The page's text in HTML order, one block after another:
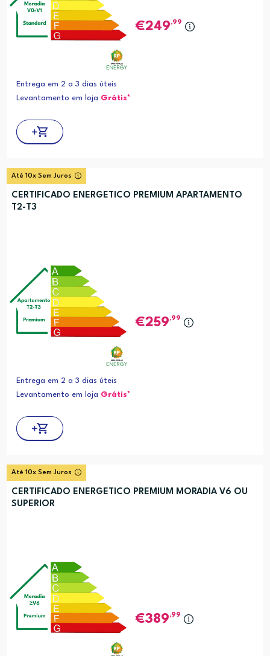
249,99
Entrega em 2 a 3 dias úteis
Levantamento em loja Grátis*
Até 10x Sem Juros
CERTIFICADO ENERGETICO PREMIUM APARTAMENTO
T2-T3
259,99
Entrega em 2 a 3 dias úteis
Levantamento em loja Grátis*
Até 10x Sem Juros
CERTIFICADO ENERGETICO PREMIUM MORADIA V6 OU
SUPERIOR
389,99